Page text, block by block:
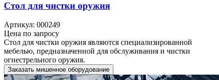
Стол для чистки оружия
Артикул: 000249
Цена по запросу
Стол для чистки оружия являются специализированной
мебелью, предназначенной для обслуживания и чистки
огнестрельного оружия.
Заказать мишенное оборудование